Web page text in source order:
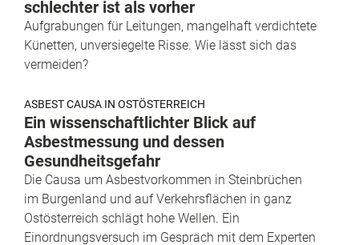
schlechter ist als vorher
Aufgrabungen für Leitungen, mangelhaft verdichtete
Künetten, unversiegelte Risse. Wie lässt sich das
vermeiden?
ASBEST CAUSA IN OSTÖSTERREICH
Ein wissenschaftlichter Blick auf
Asbestmessung und dessen
Gesundheitsgefahr
Die Causa um Asbestvorkommen in Steinbrüchen
im Burgenland und auf Verkehrsflächen in ganz
Ostösterreich schlägt hohe Wellen. Ein
Einordnungsversuch im Gespräch mit dem Experten